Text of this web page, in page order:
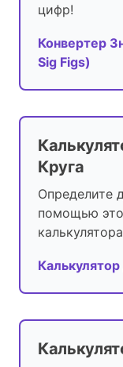
цифр!
Конвертер
Sig Figs)
Круга
Определите
помощью